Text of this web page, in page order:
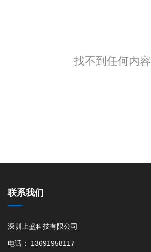
找不到任何内容
联系我们
深圳上盛科技有限公司
电话： 13691958117